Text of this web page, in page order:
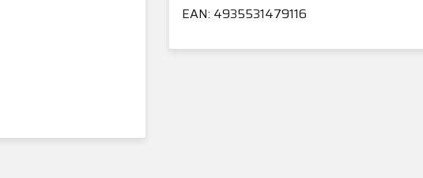
EAN: 4935531479116